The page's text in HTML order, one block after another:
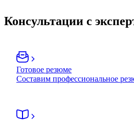
Консультации с
Готовое резюме
Составим профессиональное